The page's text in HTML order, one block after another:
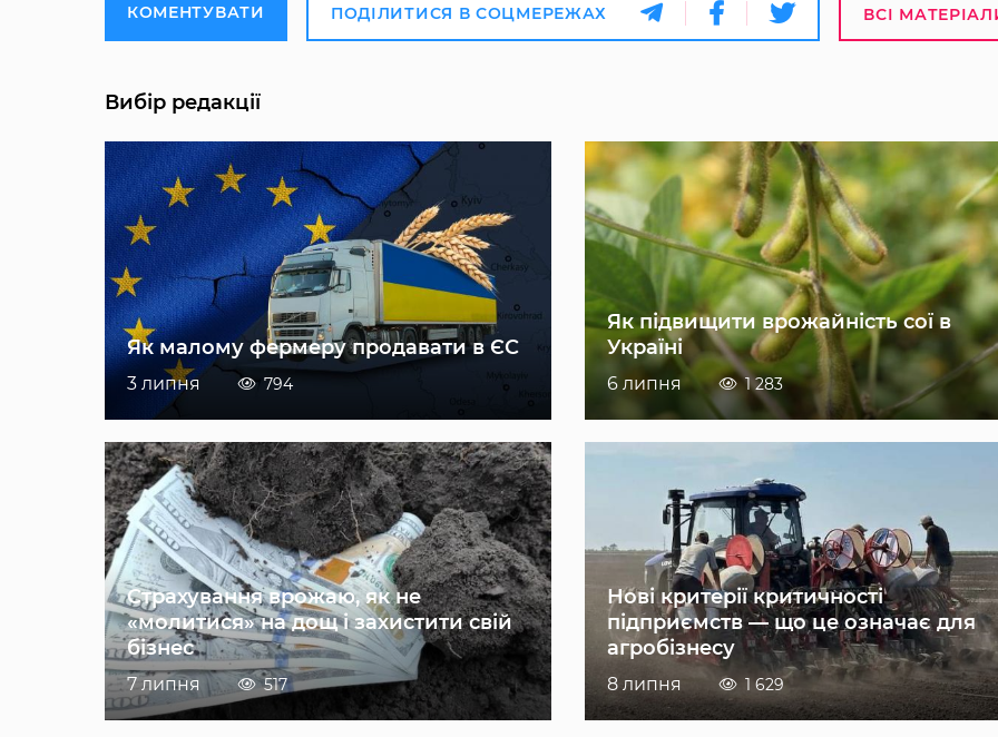
КОМЕНТУВАТИ ПОДІЛИТИСЯ В СОЦМЕРЕЖАХ ВСІ
Вибір редакції
Як малому фермеру продавати в ЄС
3 липня 794
Як підвищити врожайність сої в
Україні
6 липня 1 283
Страхування врожаю, як не
«молитися» на дощ і захистити свій
бізнес
7 липня 517
Нові критерії критичності
підприємств — що це означає для
агробізнесу
8 липня 1 629